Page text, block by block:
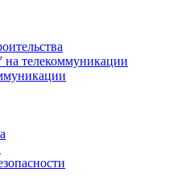
телекоммуникации